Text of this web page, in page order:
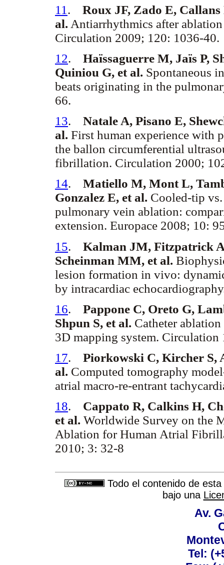
11 . Roux JF, Zado E,
al. Antiarrhythmics after
Circulation 2009; 120: 1036-
12. Haïssaguerre M, Jaïs P,
Quiniou G, et al. Spontaneous
beats originating in the
66.
13. Natale A, Pisano E,
al. First human experience with
the ballon circumferential
fibrillation. Circulation 2000;
14. Matiello M, Mont L,
Gonzalez E, et al. Cooled-tip
pulmonary vein ablation:
extension. Europace 2008; 10:
15. Kalman JM, Fitzpatrick
Scheinman MM, et al.
lesion formation in vivo:
by intracardiac
16. Pappone C, Oreto G,
Shpun S, et al. Catheter
3D mapping system.
17. Piorkowski C, Kircher S,
al. Computed tomography
atrial macro-re-entrant
18. Cappato R, Calkins H,
et al. Worldwide Survey on the
Ablation for Human Atrial
2010; 3: 32-8
Todo el contenido de
bajo una
Av.
Tel: